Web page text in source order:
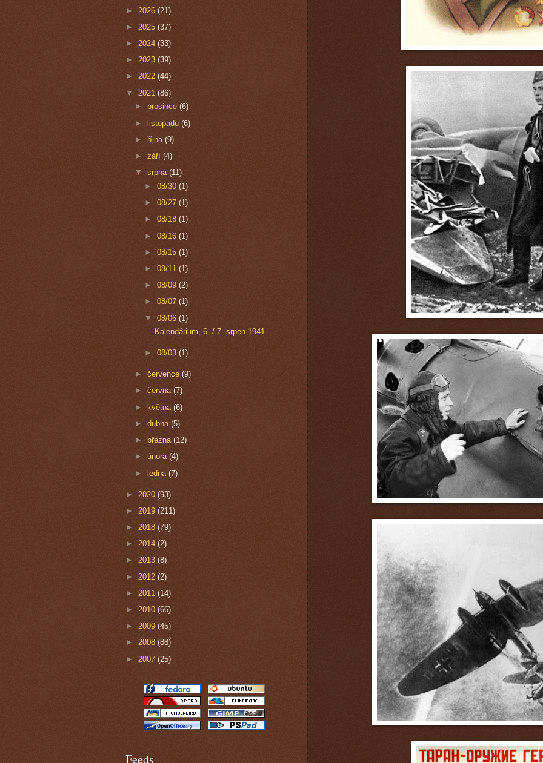
► 2026 (21)
► 2025 (37)
► 2024 (33)
► 2023 (39)
► 2022 (44)
▼ 2021 (86)
►prosince(6)
► listopadu(6)
►října(9)
►září(4)
▼srpna(11)
► 08/30 (1)
► 08/27 (1)
► 08/18 (1)
► 08/16 (1)
► 08/15 (1)
► 08/11 (1)
► 08/09 (2)
► 08/07 (1)
▼ 08/06 (1)
Kalendárium, 6. / 7. srpen 1941
► 08/03 (1)
►července(9)
►června(7)
► května(6)
►dubna(5)
►
března(12)
►února(4)
► ledna(7)
► 2020 (93)
► 2019 (211)
► 2018 (79)
► 2014 (2)
► 2013 (8)
► 2012 (2)
► 2011 (14)
► 2010 (66)
► 2009 (45)
► 2008 (88)
► 2007 (25)
Feeds